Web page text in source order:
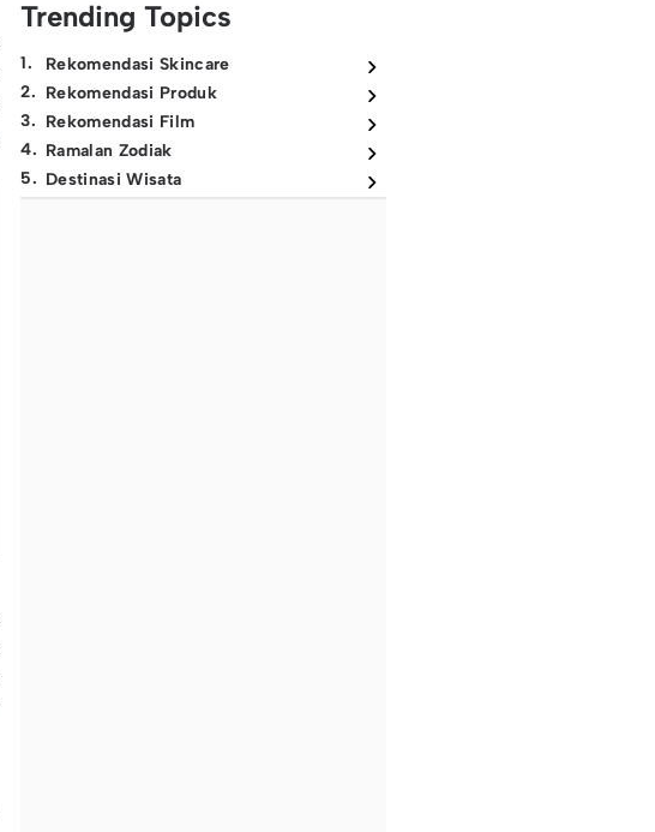
Trending Topics
1.
Rekomendasi Skincare
2. Rekomendasi Produk
3. Rekomendasi Film
4. Ramalan Zodiak
5. Destinasi Wisata